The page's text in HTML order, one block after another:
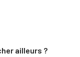
ailleurs ?